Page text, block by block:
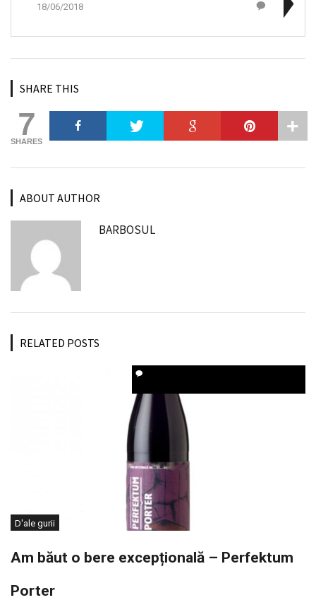
18/06/2018
SHARE THIS
7
SHARES
ABOUT AUTHOR
BARBOSUL
RELATED POSTS
D'ale gurii
Am băut o bere excepțională – Perfektum
Porter